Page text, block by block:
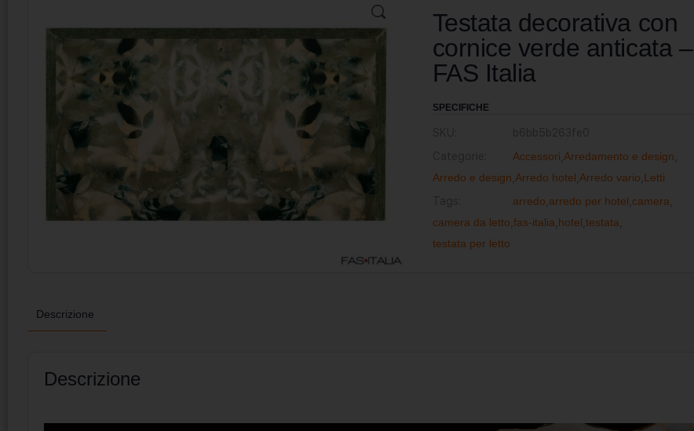
Testata decorativa con
cornice verde anticata –
FAS Italia
SPECIFICHE
Accessori Arredamento e design
Arredo e design Arredo hotel Arredo vario Letti
arredo arredo per hotel camera
camera da letto fas-italia hotel testata
testata per letto
Descrizione
Descrizione